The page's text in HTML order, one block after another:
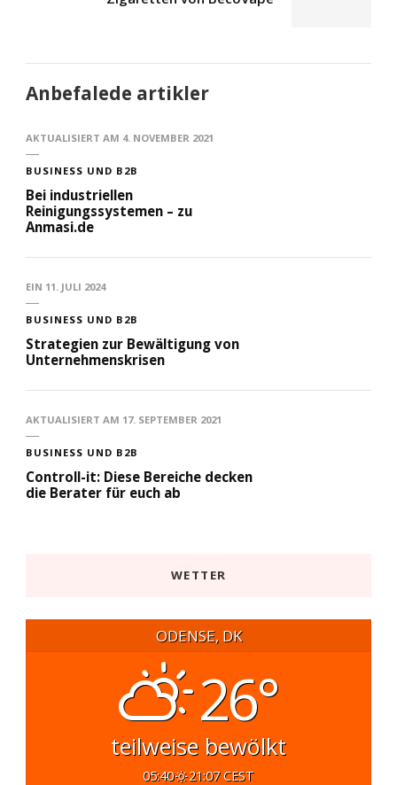
Anbefalede artikler
AKTUALISIERT AM 4. NOVEMBER 2021
BUSINESS UND B2B
Bei industriellen
Reinigungssystemen – zu
Anmasi.de
EIN 11. JULI 2024
BUSINESS UND B2B
Strategien zur Bewältigung von
Unternehmenskrisen
AKTUALISIERT AM 17. SEPTEMBER 2021
BUSINESS UND B2B
Controll-it: Diese Bereiche decken
die Berater für euch ab
WETTER
ODENSE, DK
26°
teilweise bewölkt
05:40 21:07 CEST